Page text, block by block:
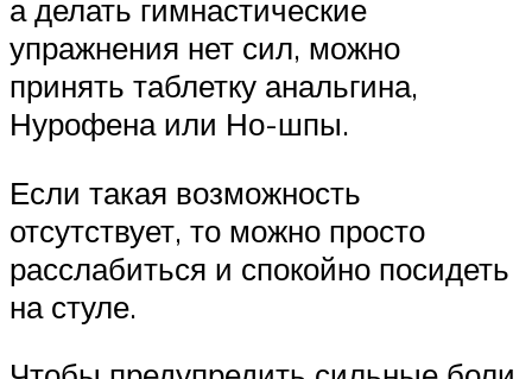
а делать гимнастические
упражнения нет сил, можно
принять таблетку анальгина,
Нурофена или Но-шпы.
Если такая возможность
отсутствует, то можно просто
расслабиться и спокойно посидеть
на стуле.